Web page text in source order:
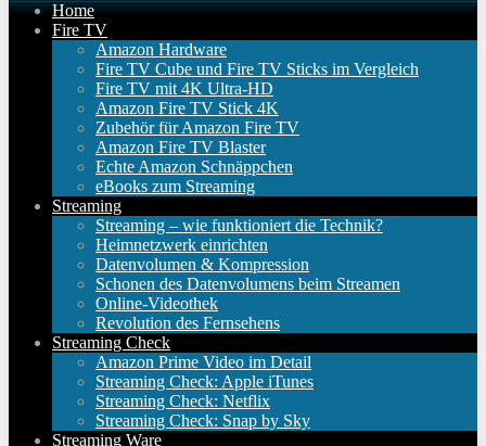
Home
Fire TV
Amazon Hardware
Fire TV Cube und Fire TV Sticks im Vergleich
Fire TV mit 4K Ultra-HD
Amazon Fire TV Stick 4K
Zubehör für Amazon Fire TV
Amazon Fire TV Blaster
Echte Amazon Schnäppchen
eBooks zum Streaming
Streaming
Streaming – wie funktioniert die Technik?
Heimnetzwerk einrichten
Datenvolumen & Kompression
Schonen des Datenvolumens beim Streamen
Online-Videothek
Revolution des Fernsehens
Streaming Check
Amazon Prime Video im Detail
Streaming Check: Apple iTunes
Streaming Check: Netflix
Streaming Check: Snap by Sky
Streaming Ware